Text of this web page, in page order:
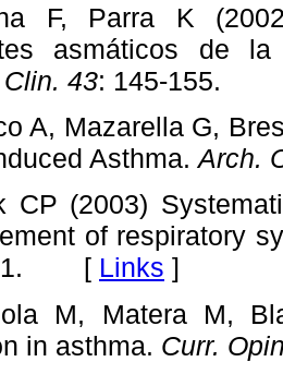
F, Parra K
asmáticos de
43: 145-155.
A, Mazarella G,
Asthma.Arch.
CP (2003)
of respiratory
[ Links ]
M, Matera M,
in asthma. Curr.